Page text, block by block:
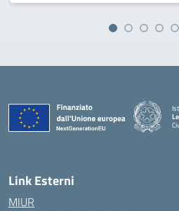
Link Esterni
MIUR